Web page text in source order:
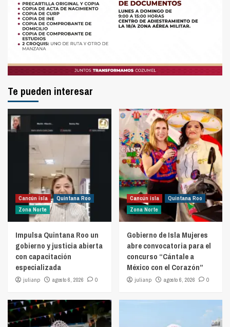
Te pueden interesar
Cancún isla
Quintana Roo
Zona Norte
Impulsa Quintana Roo un
gobierno y justicia abierta
con capacitación
especializada
julianp agosto 6, 2026 0
Cancún isla
Quintana Roo
Zona Norte
Gobierno de Isla Mujeres
abre convocatoria para el
concurso “Cántale a
México con el Corazón”
julianp agosto 6, 2026 0